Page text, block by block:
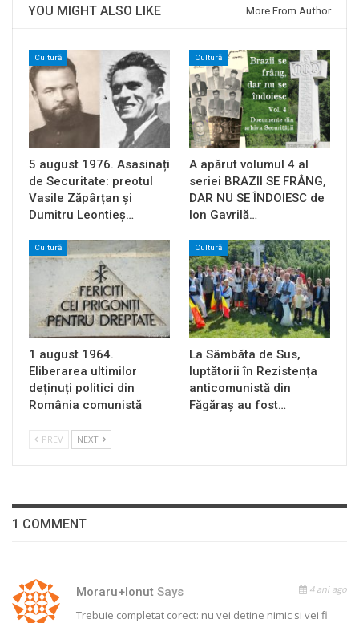
YOU MIGHT ALSO LIKE More From Author
Cultură
5 august 1976. Asasinați
de Securitate: preotul
Vasile Zăpârțan și
Dumitru Leontieș…
Cultură
A apărut volumul 4 al
seriei BRAZII SE FRÂNG,
DAR NU SE ÎNDOIESC de
Ion Gavrilă…
Cultură
1 august 1964.
Eliberarea ultimilor
deținuți politici din
România comunistă
Cultură
La Sâmbăta de Sus,
luptătorii în Rezistența
anticomunistă din
Făgăraș au fost…
PREV NEXT
1 COMMENT
Moraru+Ionut Says 4 ani ago
Trebuie completat corect: nu vei detine nimic si vei fi